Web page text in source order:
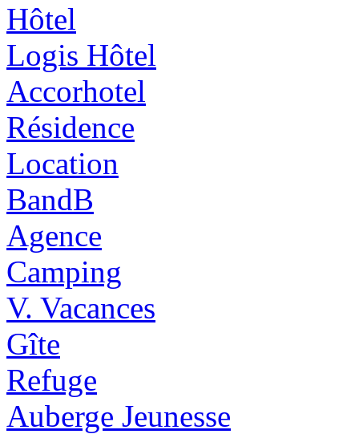
Hôtel
Logis Hôtel
Accorhotel
Résidence
Location
BandB
Agence
Camping
V. Vacances
Gîte
Refuge
Auberge Jeunesse